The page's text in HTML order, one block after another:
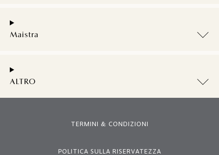
Maistra
ALTRO
TERMINI & CONDIZIONI
POLITICA SULLA RISERVATEZZA